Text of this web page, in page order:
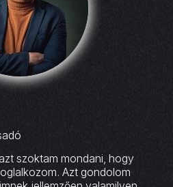
szoktam mondani, hogy
Azt gondolom